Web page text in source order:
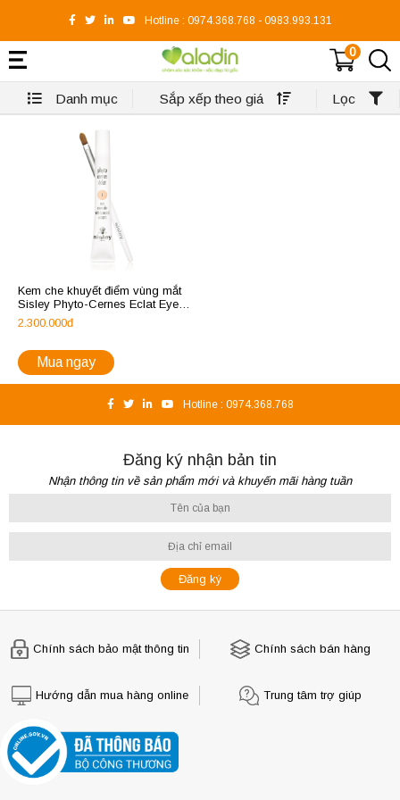
Hotline : 0974.368.768 - 0983.993.131
0
Danh mục Sắp xếp theo giá Lọc
Kem che khuyết điểm vùng mắt
Sisley Phyto-Cernes Eclat Eye
Concealer
2.300.000đ
Mua ngay
Hotline : 0974.368.768
Đăng ký nhận bản tin
Nhận thông tin về sản phẩm mới và khuyến mãi hàng tuần
Chính sách bảo mật thông tin Chính sách bán hàng
Hướng dẫn mua hàng online Trung tâm trợ giúp